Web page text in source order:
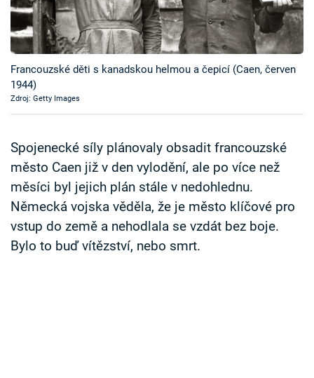
Časopis
Sledujte prima+
Přihlášení
Sledujte nás
Francouzské děti s kanadskou helmou a čepicí (Caen, červen
1944)
Zdroj: Getty Images
Spojenecké síly plánovaly obsadit francouzské
město Caen již v den vylodění, ale po více než
měsíci byl jejich plán stále v nedohlednu.
Německá vojska věděla, že je město klíčové pro
vstup do země a nehodlala se vzdát bez boje.
Bylo to buď vítězství, nebo smrt.